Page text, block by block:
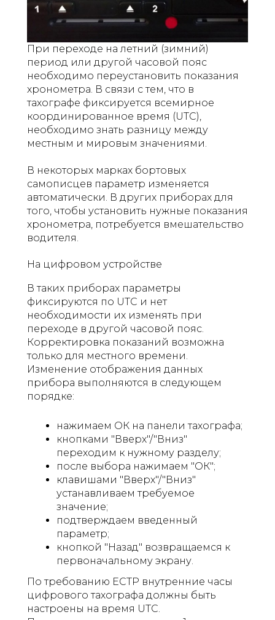
При переходе на летний (зимний)
период или другой часовой пояс
необходимо переустановить показания
хронометра. В связи с тем, что в
тахографе фиксируется всемирное
координированное время (UTC),
необходимо знать разницу между
местным и мировым значениями.
В некоторых марках бортовых
самописцев параметр изменяется
автоматически. В других приборах для
того, чтобы установить нужные показания
хронометра, потребуется вмешательство
водителя.
На цифровом устройстве
В таких приборах параметры
фиксируются по UTC и нет
необходимости их изменять при
переходе в другой часовой пояс.
Корректировка показаний возможна
только для местного времени.
Изменение отображения данных
прибора выполняются в следующем
порядке:
нажимаем ОК на панели тахографа;
кнопками "Вверх"/"Вниз"
переходим к нужному разделу;
после выбора нажимаем "ОК";
клавишами "Вверх"/"Вниз"
устанавливаем требуемое
значение;
подтверждаем введенный
параметр;
кнопкой "Назад" возвращаемся к
первоначальному экрану.
По требованию ЕСТР внутренние часы
цифрового тахографа должны быть
настроены на время UTC.